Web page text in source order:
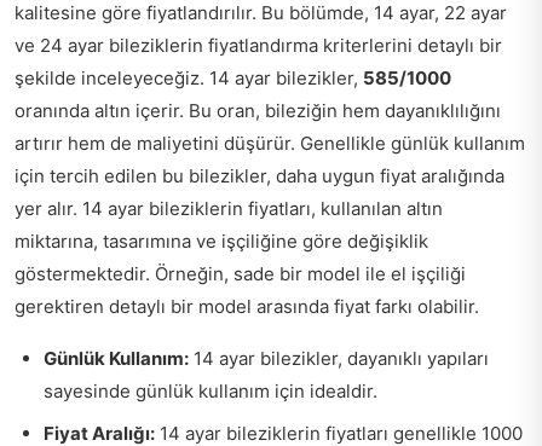
kalitesine göre fiyatlandırılır. Bu bölümde, 14 ayar, 22 ayar
ve 24 ayar bileziklerin fiyatlandırma kriterlerini detaylı bir
şekilde inceleyeceğiz. 14 ayar bilezikler, 585/1000
oranında altın içerir. Bu oran, bileziğin hem dayanıklılığını
artırır hem de maliyetini düşürür. Genellikle günlük kullanım
için tercih edilen bu bilezikler, daha uygun fiyat aralığında
yer alır. 14 ayar bileziklerin fiyatları, kullanılan altın
miktarına, tasarımına ve işçiliğine göre değişiklik
göstermektedir. Örneğin, sade bir model ile el işçiliği
gerektiren detaylı bir model arasında fiyat farkı olabilir.
Günlük Kullanım: 14 ayar bilezikler, dayanıklı yapıları
sayesinde günlük kullanım için idealdir.
Fiyat Aralığı: 14 ayar bileziklerin fiyatları genellikle 1000